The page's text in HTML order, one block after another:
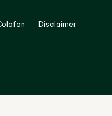
Disclaimer